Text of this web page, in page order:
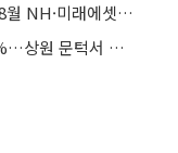
“증권사 랩·신탁 검사 진행 중” 금감원, 8월 NH·미래에셋 현장검사 예정
美 클래리티 법안 연내 통과 가능성 13%…상원 문턱서 제동